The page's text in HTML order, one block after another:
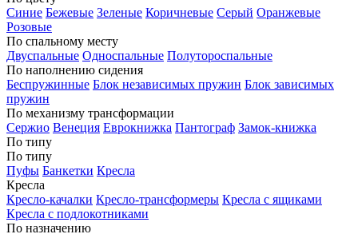
Синие Бежевые Зеленые Коричневые Серый Оранжевые
Розовые
По спальному месту
Двуспальные Односпальные Полутороспальные
По наполнению сидения
Беспружинные Блок независимых пружин Блок зависимых
пружин
По механизму трансформации
Сержио Венеция Еврокнижка Пантограф Замок-книжка
По типу
По типу
Пуфы Банкетки Кресла
Кресла
Кресло-качалки Кресло-трансформеры Кресла с ящиками
Кресла с подлокотниками
По назначению